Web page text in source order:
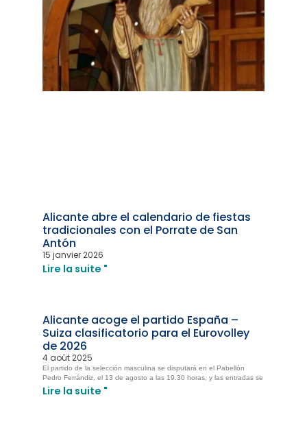
Alicante abre el calendario de fiestas
tradicionales con el Porrate de San
Antón
15 janvier 2026
Lire la suite "
Alicante acoge el partido España –
Suiza clasificatorio para el Eurovolley
de 2026
4 août 2025
El partido de la selección masculina se disputará en el Pabellón
Pedro Ferrándiz, el 13 de agosto a las 19.30 horas, y las entradas se
Lire la suite "